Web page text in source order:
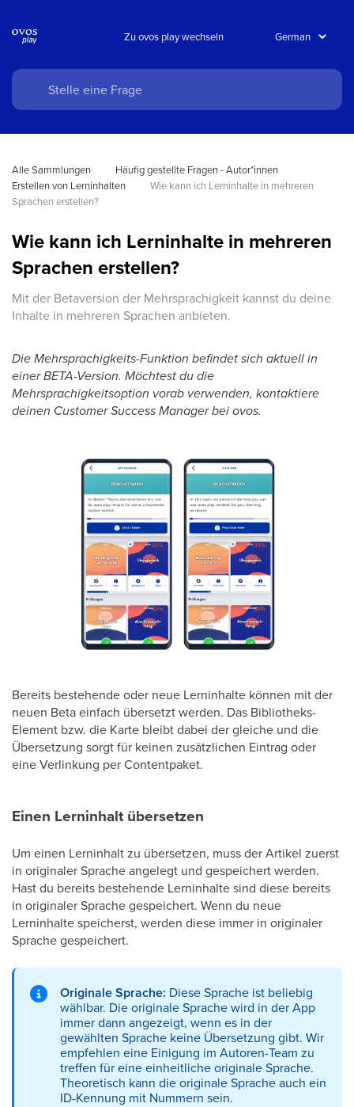
Zu ovos play wechseln
Alle Sammlungen
Häufig gestellte Fragen - Autor*innen
Erstellen von Lerninhalten
Wie kann ich Lerninhalte in mehreren
Sprachen erstellen?
Wie kann ich Lerninhalte in mehreren
Sprachen erstellen?
Mit der Betaversion der Mehrsprachigkeit kannst du deine
Inhalte in mehreren Sprachen anbieten.
Die Mehrsprachigkeits-Funktion befindet sich aktuell in
einer BETA-Version. Möchtest du die
Mehrsprachigkeitsoption vorab verwenden, kontaktiere
deinen Customer Success Manager bei ovos.
Bereits bestehende oder neue Lerninhalte können mit der
neuen Beta einfach übersetzt werden. Das Bibliotheks-
Element bzw. die Karte bleibt dabei der gleiche und die
Übersetzung sorgt für keinen zusätzlichen Eintrag oder
eine Verlinkung per Contentpaket.
Einen Lerninhalt übersetzen
Um einen Lerninhalt zu übersetzen, muss der Artikel zuerst
in originaler Sprache angelegt und gespeichert werden.
Hast du bereits bestehende Lerninhalte sind diese bereits
in originaler Sprache gespeichert. Wenn du neue
Lerninhalte speicherst, werden diese immer in originaler
Sprache gespeichert.
Originale Sprache: Diese Sprache ist beliebig
wählbar. Die originale Sprache wird in der App
immer dann angezeigt, wenn es in der
gewählten Sprache keine Übersetzung gibt. Wir
empfehlen eine Einigung im Autoren-Team zu
treffen für eine einheitliche originale Sprache.
Theoretisch kann die originale Sprache auch ein
ID-Kennung mit Nummern sein.